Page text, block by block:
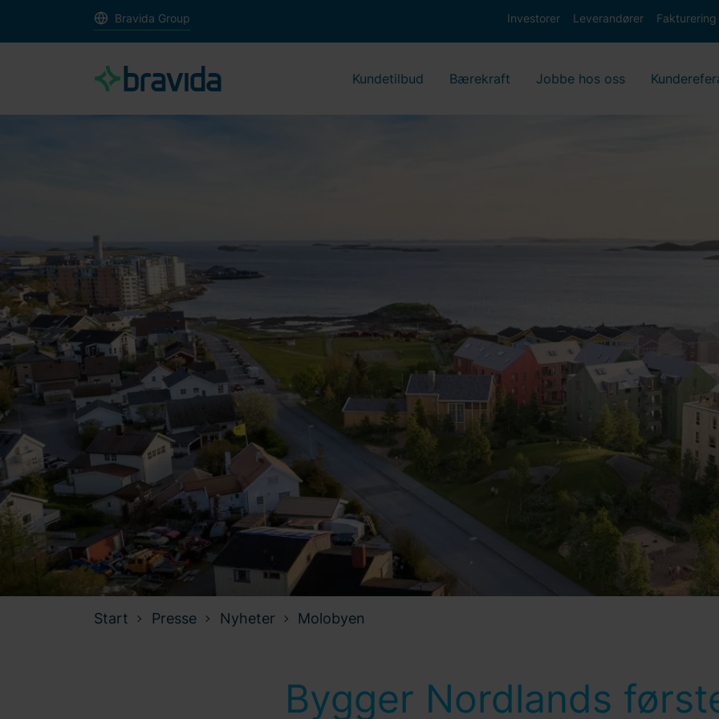
Bravida Group Investorer Leverandører Fakturering
Kundetilbud Bærekraft Jobbe hos oss
Start Presse Nyheter Molobyen
Bygger Nordlands